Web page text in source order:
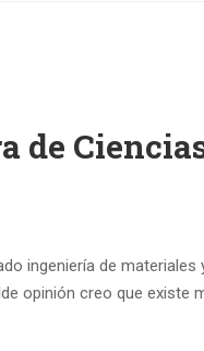
de
ingeniería de
opinión creo que existe